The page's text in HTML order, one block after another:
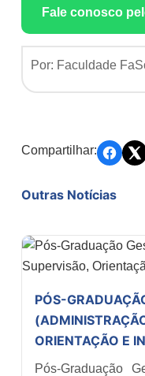
Fale conosco
Por: Faculdade
Compartilhar:
Outras Notícias
PÓS-
ORIENTAÇÃO E
Pós-Graduação